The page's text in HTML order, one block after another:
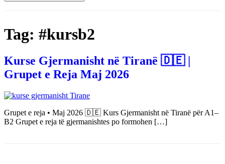
Tag: #kursb2
Kurse Gjermanisht në Tiranë 🇩🇪 |
Grupet e Reja Maj 2026
Grupet e reja • Maj 2026 🇩🇪 Kurs Gjermanisht në Tiranë për A1–
B2 Grupet e reja të gjermanishtes po formohen […]